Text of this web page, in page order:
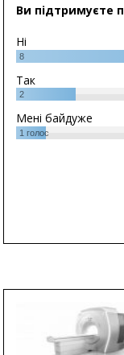
Ви підтримуєте
Ні
8
Так
2
Мені байдуже
1 голос